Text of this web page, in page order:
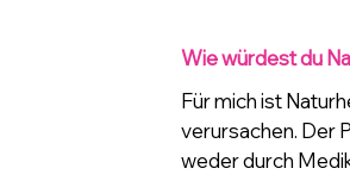
Wie würdest du
Für mich ist
verursachen. Der
weder durch